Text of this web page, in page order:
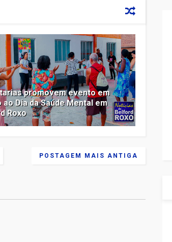
promovem evento em
ao Dia da Saúde Mental em
Roxo
POSTAGEM MAIS ANTIGA